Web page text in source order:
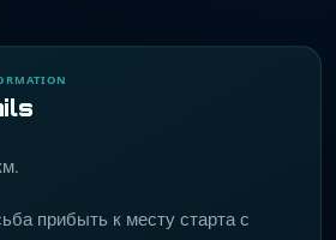
прибыть к месту старта с